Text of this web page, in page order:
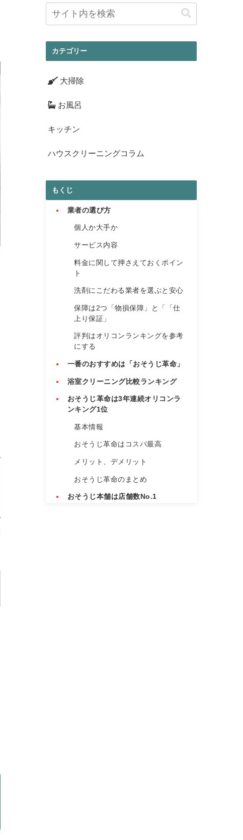
カテゴリー
大掃除
お風呂
キッチン
ハウスクリーニングコラム
もくじ
業者の選び方
個人か大手か
サービス内容
料金に関して押さえておくポイン
ト
洗剤にこだわる業者を選ぶと安心
保障は2つ「物損保障」と「「仕
上り保証」
評判はオリコンランキングを参考
にする
一番のおすすめは「おそうじ革命」
浴室クリーニング比較ランキング
おそうじ革命は3年連続オリコンラ
ンキング1位
基本情報
おそうじ革命はコスパ最高
メリット、デメリット
おそうじ革命のまとめ
おそうじ本舗は店舗数No.1